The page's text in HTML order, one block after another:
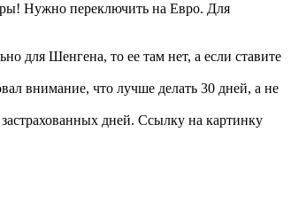
Нужно переключить на Евро. Для
для Шенгена, то ее там нет, а если ставите
внимание, что лучше делать 30 дней, а не
дней. Ссылку на картинку